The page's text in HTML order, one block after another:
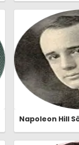
Ozlusozler.com
Napoleon Hill